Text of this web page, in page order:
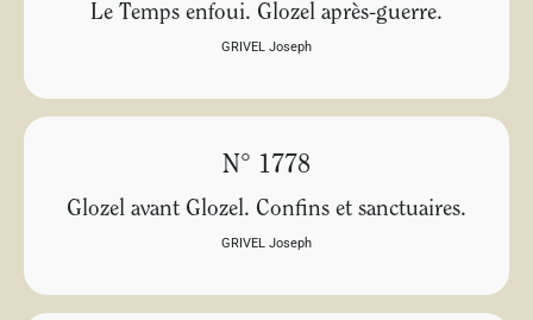
Le Temps enfoui. Glozel après-guerre.
GRIVEL Joseph
N° 1778
Glozel avant Glozel. Confins et sanctuaires.
GRIVEL Joseph